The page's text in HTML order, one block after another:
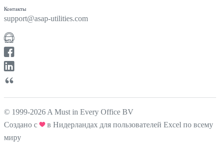
Контакты
support@asap-utilities.com
© 1999-2026 A Must in Every Office BV
Создано с
в Нидерландах для пользователей Excel по всему
миру